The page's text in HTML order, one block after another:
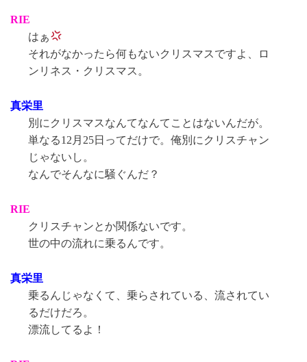
RIE
はぁ
それがなかったら何もないクリスマスですよ、ロ
ンリネス・クリスマス。
真栄里
別にクリスマスなんてなんてことはないんだが。
単なる12月25日ってだけで。俺別にクリスチャン
じゃないし。
なんでそんなに騒ぐんだ？
RIE
クリスチャンとか関係ないです。
世の中の流れに乗るんです。
真栄里
乗るんじゃなくて、乗らされている、流されてい
るだけだろ。
漂流してるよ！